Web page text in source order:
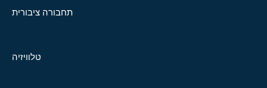
תחבורה ציבורית
טלוויזיה